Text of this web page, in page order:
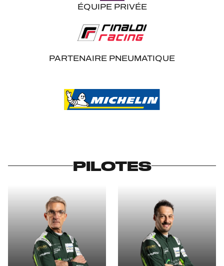
ÉQUIPE PRIVÉE
PARTENAIRE PNEUMATIQUE
PILOTES